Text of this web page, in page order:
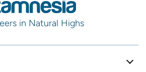
in Natural Highs